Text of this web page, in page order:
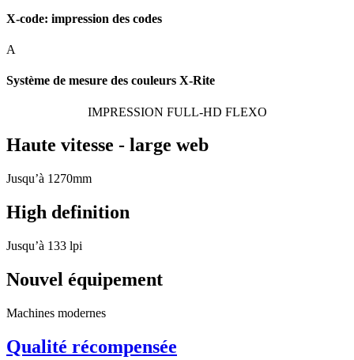
X-code: impression des codes
A
Système de mesure des couleurs X-Rite
IMPRESSION FULL-HD FLEXO
Haute vitesse - large web
Jusqu’à 1270mm
High definition
Jusqu’à 133 lpi
Nouvel équipement
Machines modernes
Qualité récompensée